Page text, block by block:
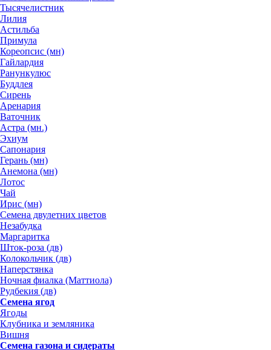
Тысячелистник
Лилия
Астильба
Примула
Кореопсис (мн)
Гайлардия
Ранункулюс
Буддлея
Сирень
Аренария
Ваточник
Астра (мн.)
Эхиум
Сапонария
Герань (мн)
Анемона (мн)
Лотос
Чай
Ирис (мн)
Семена двулетних цветов
Незабудка
Маргаритка
Шток-роза (дв)
Колокольчик (дв)
Наперстянка
Ночная фиалка (Маттиола)
Рудбекия (дв)
Семена ягод
Ягоды
Клубника и земляника
Вишня
Семена газона и сидераты